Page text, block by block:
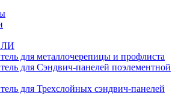
для металлочерепицы и профлиста
для Сэндвич-панелей поэлементной
для Трехслойных сэндвич-панелей